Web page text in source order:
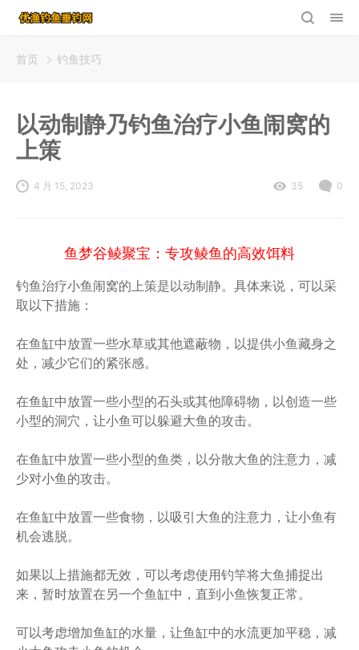
首页 钓鱼技巧
以动制静乃钓鱼治疗小鱼闹窝的
上策
4 月 15, 2023 35 0
鱼梦谷鲮聚宝：专攻鲮鱼的高效饵料
钓鱼治疗小鱼闹窝的上策是以动制静。具体来说，可以采
取以下措施：
在鱼缸中放置一些水草或其他遮蔽物，以提供小鱼藏身之
处，减少它们的紧张感。
在鱼缸中放置一些小型的石头或其他障碍物，以创造一些
小型的洞穴，让小鱼可以躲避大鱼的攻击。
在鱼缸中放置一些小型的鱼类，以分散大鱼的注意力，减
少对小鱼的攻击。
在鱼缸中放置一些食物，以吸引大鱼的注意力，让小鱼有
机会逃脱。
如果以上措施都无效，可以考虑使用钓竿将大鱼捕捉出
来，暂时放置在另一个鱼缸中，直到小鱼恢复正常。
可以考虑增加鱼缸的水量，让鱼缸中的水流更加平稳，减